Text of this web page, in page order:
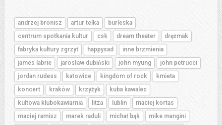
andrzej bronisz artur telka
burleska
centrum spotkania kultur
csk dream theater
drężmak
fabryka kultury zgrzyt
happysad
inne brzmienia
james labrie
jarosław dubiński john myung
john petrucci
jordan rudess
katowice kingdom of rock
kmieta
koncert
kraków krzyżyk
kuba kawalec
kultowa klubokawiarnia
litza lublin
maciej kortas
maciej ramisz
marek raduli michał bąk
mike mangini